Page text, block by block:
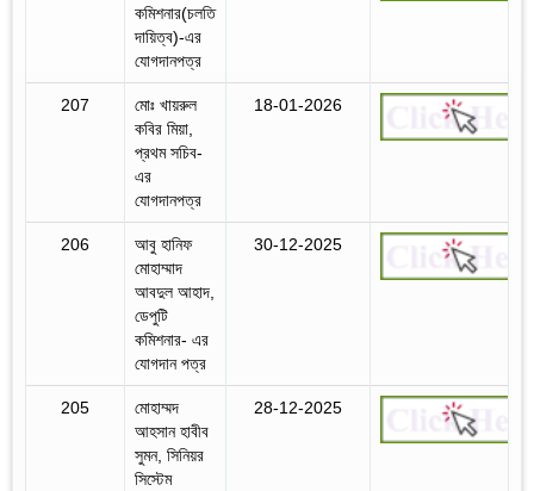
কমিশনার(চলতি
দায়িত্ব)-এর
যোগদানপত্র
207
মোঃ খায়রুল
কবির মিয়া,
প্রথম সচিব-
এর
যোগদানপত্র
18-01-2026
206
আবু হানিফ
মোহাম্মাদ
আবদুল আহাদ,
ডেপুটি
কমিশনার- এর
যোগদান পত্র
30-12-2025
205
মোহাম্মদ
আহসান হাবীব
সুমন, সিনিয়র
সিস্টেম
28-12-2025